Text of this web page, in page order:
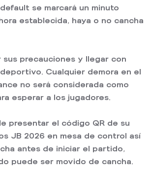
se marcará un minuto
establecida, haya o no cancha
sus precauciones y llegar con
Cualquier demora en el
no será considerada como
esperar a los jugadores.
presentar el código QR de su
JB 2026 en mesa de control así
antes de iniciar el partido,
puede ser movido de cancha.